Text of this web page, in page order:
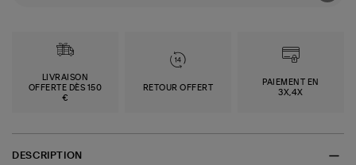
LIVRAISON
OFFERTE DÈS 150
€
RETOUR OFFERT
PAIEMENT EN
3X,4X
DESCRIPTION